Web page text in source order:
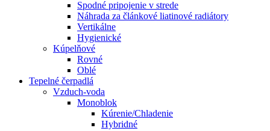
Spodné pripojenie v strede
Náhrada za článkové liatinové radiátory
Vertikálne
Hygienické
Kúpelňové
Rovné
Oblé
Tepelné čerpadlá
Vzduch-voda
Monoblok
Kúrenie/Chladenie
Hybridné